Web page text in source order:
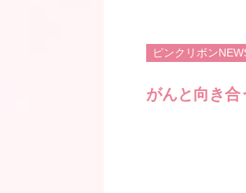
ピンクリボン
がんと向き